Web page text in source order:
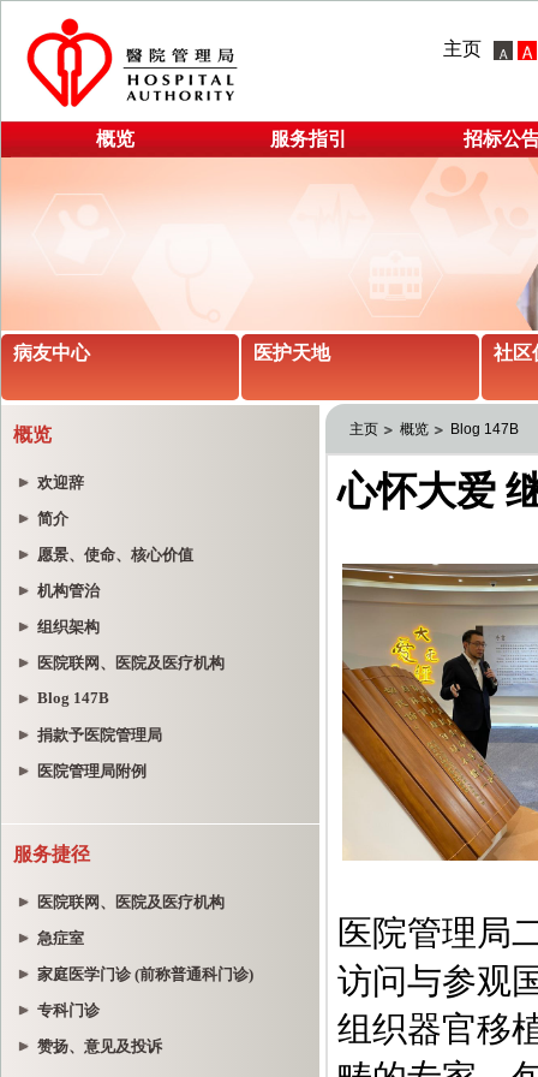
主页
概览 服务指引 招标公
病友中心 医护天地 社区
概览
欢迎辞
简介
愿景、使命、核心价值
机构管治
组织架构
医院联网、医院及医疗机构
Blog 147B
捐款予医院管理局
医院管理局附例
服务捷径
医院联网、医院及医疗机构
急症室
家庭医学门诊 (前称普通科门诊)
专科门诊
赞扬、意见及投诉
主页 概览 Blog 147B